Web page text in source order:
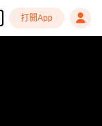
打開App